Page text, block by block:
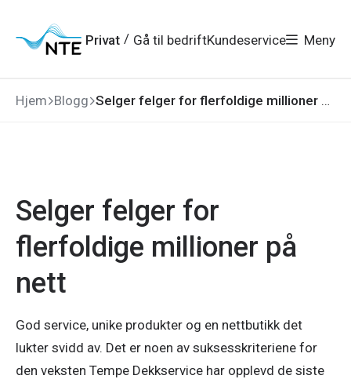
hovedmeny
søk
hovedinnhold
bunnområde
Privat / Gå til bedriftKundeservice Meny
Hjem Blogg Selger felger for flerfoldige millioner på nett
Selger felger for
flerfoldige millioner på
nett
God service, unike produkter og en nettbutikk det
lukter svidd av. Det er noen av suksesskriteriene for
den veksten Tempe Dekkservice har opplevd de siste